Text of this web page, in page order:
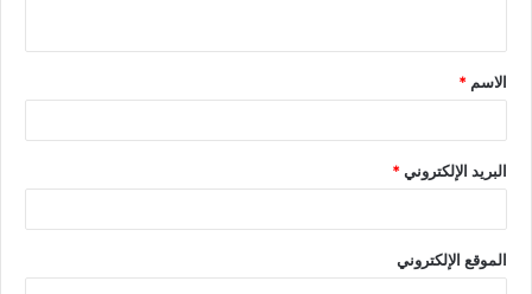
الاسم *
البريد الإلكتروني*
الموقع الإلكتروني